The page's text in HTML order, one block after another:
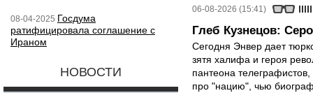
08-04-2025 Госдума
ратифицировала соглашение с
Ираном
НОВОСТИ
06-08-2026 (15:41)
Глеб Кузнецов:
Сегодня Энвер дает
зятя халифа и героя
пантеона
про "нацию", чью